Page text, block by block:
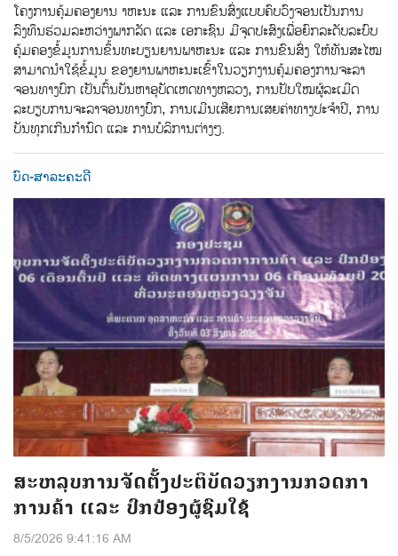
ໂຄງການຄຸ້ມຄອງຍານ າຫະນະ ແລະ ການຂົນສົ່ງແບບຄົບວົງຈອນເປັນການ
ລົງທຶນຮ່ວມລະຫວ່າງພາກລັດ ແລະ ເອກະຊົນ ມີຈຸດປະສົງເພື່ອຍົກລະດັບລະບົບ
ຄຸ້ມຄອງຂ້ໍມູນການຂ້ຶນທະບຽນຍານພາຫະນະ ແລະ ການຂົນສ່ົງ ໃຫ້ທັນສະໄໝ
ສາມາດນຳໃຊ້ຂໍ້ມູນ ຂອງຍານພາຫະນະເຂົ້າໃນວຽກງານຄຸ້ມຄອງການຈະລາ
ຈອນທາງບົກ ເປັນຕົ້ນບັນຫາອຸບັດເຫດທາງຫລວງ, ການປັບໃໝຜູ້ລະເມີດ
ລະບຽບການຈະລາຈອນທາງບົກ, ການເມີນເສີຍການເສຍຄ່າທາງປະຈຳປີ, ການ
ບັນທຸກເກີນກຳນົດ ແລະ ການບໍລິການຕ່າງໆ.
ບົດ-ສາລະຄະດີ
ສະຫລຸບການຈັດຕັ້ງປະຕິບັດວຽກງານກວດກາ
ການຄ້າ ແລະ ປົກປ້ອງຜູ້ຊົມໃຊ້
8/5/2026 9:41:16 AM